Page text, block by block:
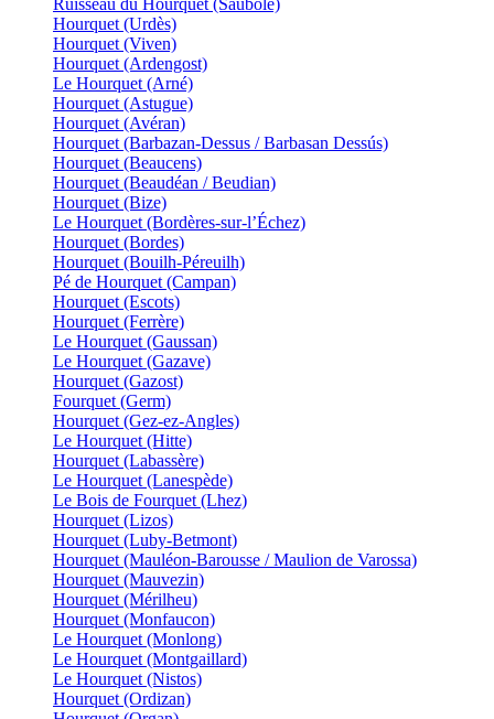
Ruisseau du Hourquet (Saubole)
Hourquet (Urdès)
Hourquet (Viven)
Hourquet (Ardengost)
Le Hourquet (Arné)
Hourquet (Astugue)
Hourquet (Avéran)
Hourquet (Barbazan-Dessus / Barbasan Dessús)
Hourquet (Beaucens)
Hourquet (Beaudéan / Beudian)
Hourquet (Bize)
Le Hourquet (Bordères-sur-l’Échez)
Hourquet (Bordes)
Hourquet (Bouilh-Péreuilh)
Pé de Hourquet (Campan)
Hourquet (Escots)
Hourquet (Ferrère)
Le Hourquet (Gaussan)
Le Hourquet (Gazave)
Hourquet (Gazost)
Fourquet (Germ)
Hourquet (Gez-ez-Angles)
Le Hourquet (Hitte)
Hourquet (Labassère)
Le Hourquet (Lanespède)
Le Bois de Fourquet (Lhez)
Hourquet (Lizos)
Hourquet (Luby-Betmont)
Hourquet (Mauléon-Barousse / Maulion de Varossa)
Hourquet (Mauvezin)
Hourquet (Mérilheu)
Hourquet (Monfaucon)
Le Hourquet (Monlong)
Le Hourquet (Montgaillard)
Le Hourquet (Nistos)
Hourquet (Ordizan)